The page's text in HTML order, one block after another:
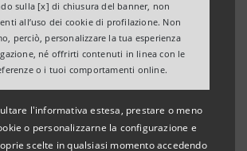
sulla [x] di chiusura del banner, non
all’uso dei cookie di profilazione. Non
perciò, personalizzare la tua esperienza
né offrirti contenuti in linea con le
o i tuoi comportamenti online.
l'informativa estesa, prestare o meno
o personalizzarne la configurazione e
scelte in qualsiasi momento accedendo
porta a bordo nuovi servizi per i
un concorso con premio finale un
a Londra per due persone
per “In giro con Superflash” in Fiat
con le insegne del brand che il